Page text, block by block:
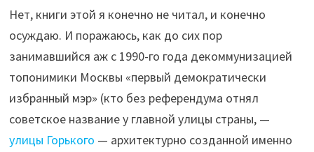
Нет, книги этой я конечно не читал, и конечно
осуждаю. И поражаюсь, как до сих пор
занимавшийся аж с 1990-го года декоммунизацией
топонимики Москвы «первый демократически
избранный мэр» (кто без референдума отнял
советское название у главной улицы страны, —
улицы Горького — архитектурно созданной именно